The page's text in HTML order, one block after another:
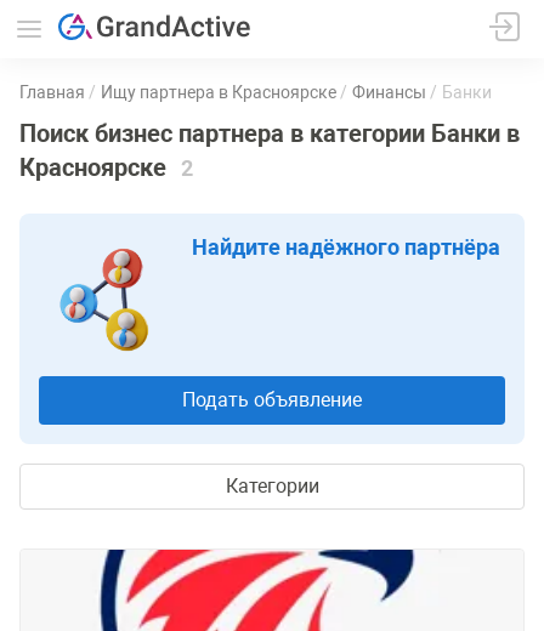
Главная Ищу партнера в Красноярске Финансы Банки
Поиск бизнес партнера в категории Банки в
Красноярске
2
Найдите надёжного партнёра
Подать объявление
Категории